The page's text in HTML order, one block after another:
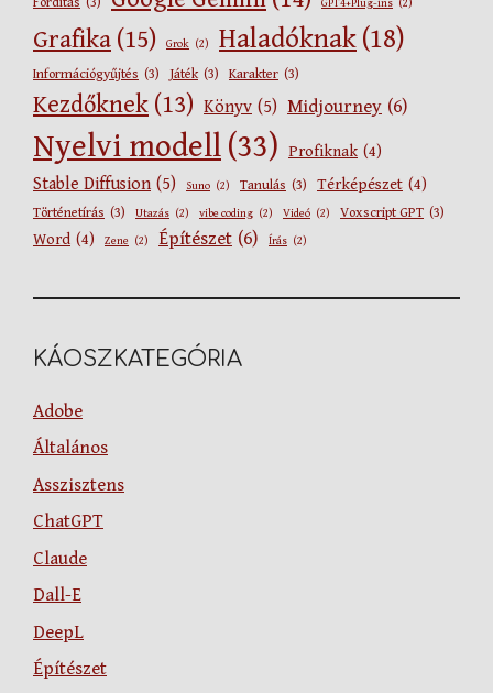
GPT4+Plug-ins (2)
Grafika (15) Grok (2) Haladóknak (18)
Információgyűjtés (3) Játék (3) Karakter (3)
Kezdőknek (13) Könyv (5) Midjourney (6)
Nyelvi modell (33) Profiknak (4)
Stable Diffusion (5) Suno (2) Tanulás (3) Térképészet (4)
Történetírás (3) Utazás (2) vibe coding (2) Videó (2) Voxscript GPT (3)
Word (4) Zene (2) Építészet (6) Írás (2)
KÁOSZKATEGÓRIA
Adobe
Általános
Asszisztens
ChatGPT
Claude
Dall-E
DeepL
Építészet